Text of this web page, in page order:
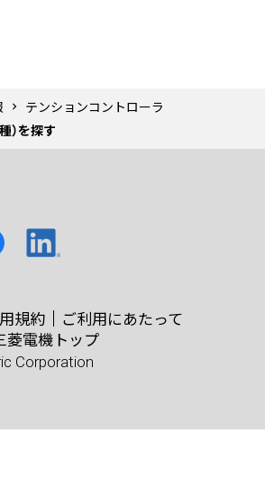
テンションコントローラ
）を探す
規約
ご利用にあたって
菱電機トップ
Corporation